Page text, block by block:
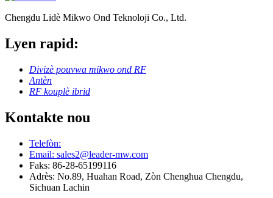
Chengdu Lidè Mikwo Ond Teknoloji Co., Ltd.
Lyen rapid:
Divizè pouvwa mikwo ond RF
Antèn
RF kouplè ibrid
Kontakte nou
Telefòn:
Email: sales2@leader-mw.com
Faks: 86-28-65199116
Adrès: No.89, Huahan Road, Zòn Chenghua Chengdu,
Sichuan Lachin